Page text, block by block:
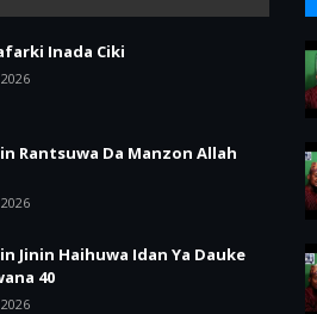
Inada Ciki
Rantsuwa Da Manzon Allah
Jinin Haihuwa Idan Ya Dauke
40